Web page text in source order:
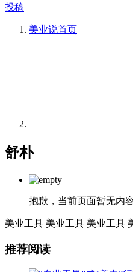
投稿
美业说首页
舒朴
抱歉，当前页面暂无内容
美业工具 美业工具 美业工具
推荐阅读